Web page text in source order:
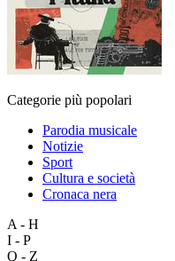
Categorie più popolari
Parodia musicale
Notizie
Sport
Cultura e società
Cronaca nera
A - H
I - P
Q - Z